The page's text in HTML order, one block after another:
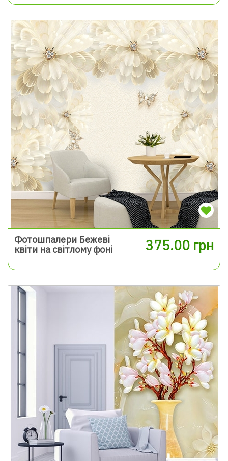
Фотошпалери Бежеві
квіти на світлому фоні
375.00 грн